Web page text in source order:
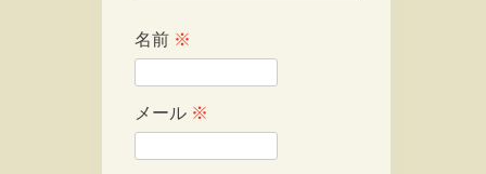
名前 ※
メール ※